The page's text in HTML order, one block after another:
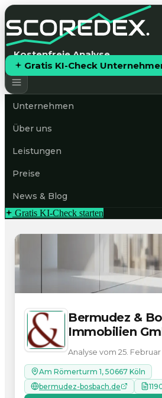
Kostenfreie Analyse
Gratis KI-Check
Unternehmen
Über uns
Leistungen
Preise
News & Blog
Gratis KI-Check starten
Bermudez &
Immobilien
Analyse vom 25.
Am Römerturm 1, 50667 Köln
bermudez-bosbach.de